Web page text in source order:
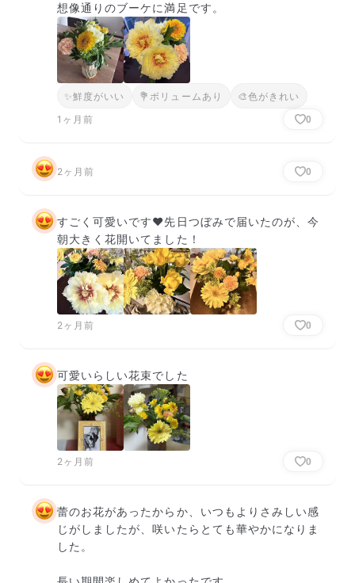
想像通りのブーケに満足です。
✨鮮度がいい 💐ボリュームあり 🎨色がきれい
1ヶ月前
0
2ヶ月前 0
すごく可愛いです♥️先日つぼみで届いたのが、今
朝大きく花開いてました！
2ヶ月前 0
可愛いらしい花束でした
2ヶ月前 0
蕾のお花があったからか、いつもよりさみしい感
じがしましたが、咲いたらとても華やかになりま
した。